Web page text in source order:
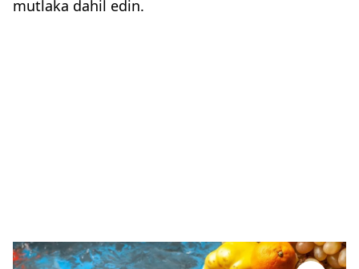
mutlaka dahil edin.